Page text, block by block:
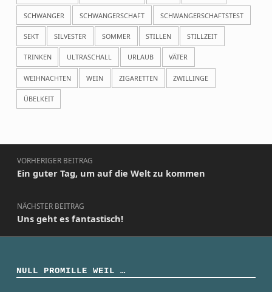
SCHWANGER SCHWANGERSCHAFT SCHWANGERSCHAFTSTEST
SEKT SILVESTER SOMMER STILLEN STILLZEIT
TRINKEN ULTRASCHALL URLAUB VÄTER
WEIHNACHTEN WEIN ZIGARETTEN ZWILLINGE
ÜBELKEIT
Beitragsnavigation
VORHERIGER BEITRAG
Ein guter Tag, um auf die Welt zu kommen
NÄCHSTER BEITRAG
Uns geht es fantastisch!
NULL PROMILLE WEIL …